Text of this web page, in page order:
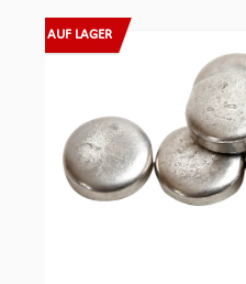
Produktgalerie überspringen
AUF LAGER